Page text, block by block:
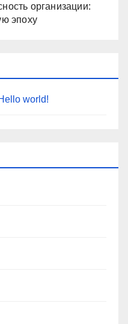
организации:
эпоху
world!